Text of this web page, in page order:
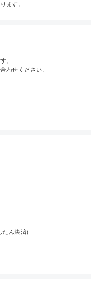
ます。
。
わせください。
たん決済)